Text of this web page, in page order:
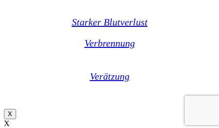
Starker Blutverlust
Verbrennung
Verätzung
X
X